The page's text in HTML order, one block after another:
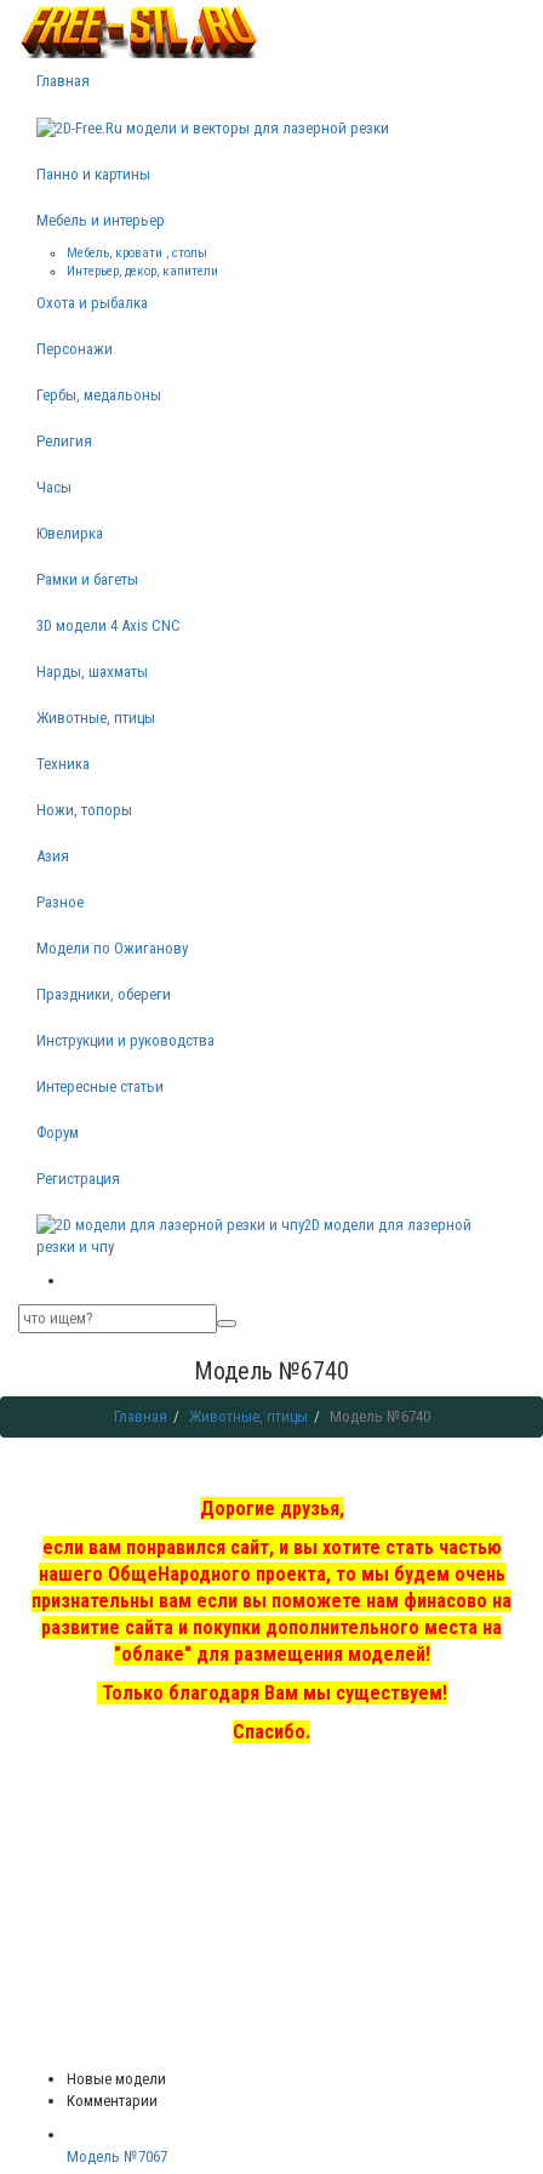
Главная
Панно и картины
Мебель и интерьер
Мебель, кровати , столы
Интерьер, декор, капители
Охота и рыбалка
Персонажи
Гербы, медальоны
Религия
Часы
Ювелирка
Рамки и багеты
3D модели 4 Axis CNC
Нарды, шахматы
Животные, птицы
Техника
Ножи, топоры
Азия
Разное
Модели по Ожиганову
Праздники, обереги
Инструкции и руководства
Интересные статьи
Форум
Регистрация
2D модели для лазерной
резки и чпу
Модель №6740
Главная Животные, птицы Модель №6740
Дорогие друзья,
если вам понравился сайт, и вы хотите стать частью
нашего ОбщеНародного проекта, то мы будем очень
признательны вам если вы поможете нам финасово на
развитие сайта и покупки дополнительного места на
"облаке" для размещения моделей!
Только благодаря Вам мы существуем!
Спасибо.
Новые модели
Комментарии
Модель №7067